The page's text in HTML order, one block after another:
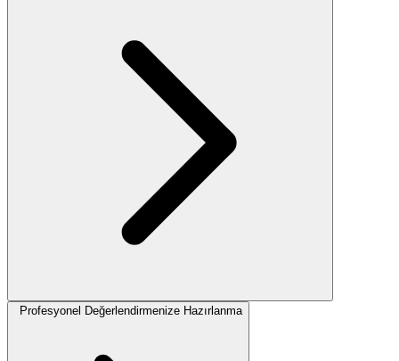
Profesyonel Değerlendirmenize Hazırlanma